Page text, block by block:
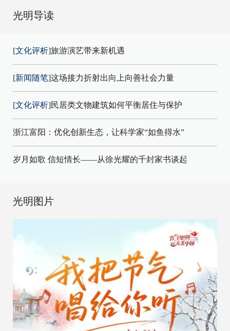
光明导读
[文化评析]旅游演艺带来新机遇
[新闻随笔]这场接力折射出向上向善社会力量
[文化评析]民居类文物建筑如何平衡居住与保护
浙江富阳：优化创新生态，让科学家“如鱼得水”
岁月如歌 信短情长——从徐光耀的千封家书谈起
光明图片